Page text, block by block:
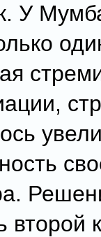
У
второй